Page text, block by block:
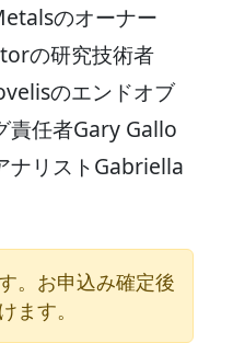
のオーナー
の研究技術者
のエンドオブ
責任者Gary Gallo
ナリストGabriella
。お申込み確定後
ます。